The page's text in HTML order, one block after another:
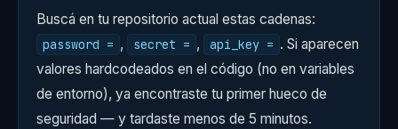
Buscá en tu repositorio actual estas cadenas:
password = , secret = , api_key = . Si aparecen
valores hardcodeados en el código (no en variables
de entorno), ya encontraste tu primer hueco de
seguridad — y tardaste menos de 5 minutos.